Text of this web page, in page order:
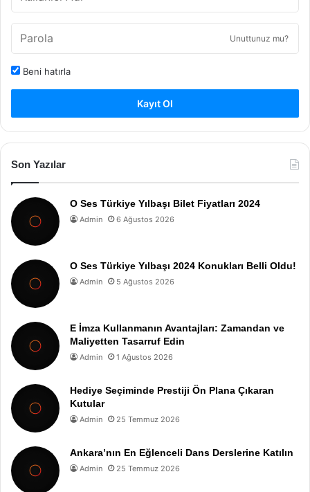
Unuttunuz mu?
Beni hatırla
Kayıt Ol
Son Yazılar
O Ses Türkiye Yılbaşı Bilet Fiyatları 2024
Admin 6 Ağustos 2026
O Ses Türkiye Yılbaşı 2024 Konukları Belli Oldu!
Admin 5 Ağustos 2026
E İmza Kullanmanın Avantajları: Zamandan ve
Maliyetten Tasarruf Edin
Admin 1 Ağustos 2026
Hediye Seçiminde Prestiji Ön Plana Çıkaran
Kutular
Admin 25 Temmuz 2026
Ankara’nın En Eğlenceli Dans Derslerine Katılın
Admin 25 Temmuz 2026